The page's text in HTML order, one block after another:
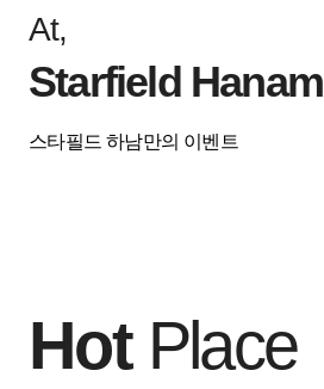
At,
Starfield Hanam
스타필드 하남만의 이벤트
HotPlace